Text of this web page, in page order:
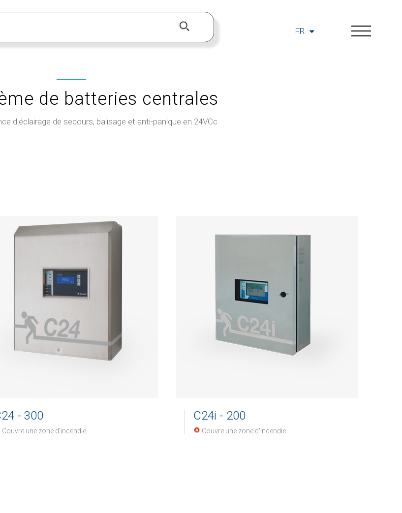
FR
de batteries centrales
d'éclairage de secours, balisage et anti-panique en 24VCc
- 300
Couvre une zone d'incendie
C24i - 200
Couvre une zone d'incendie